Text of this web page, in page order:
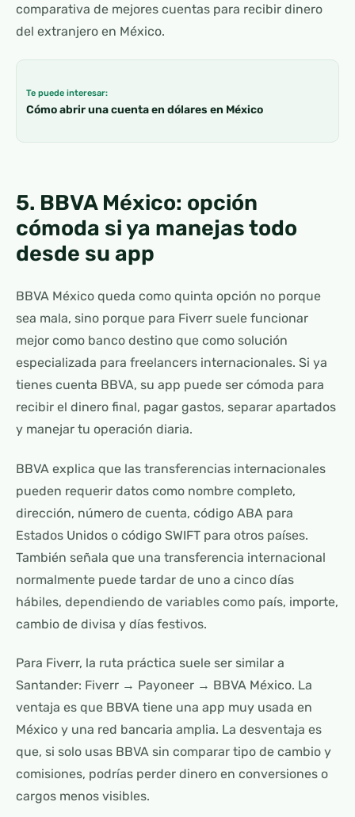
comparativa de mejores cuentas para recibir dinero
del extranjero en México.
Te puede interesar:
Cómo abrir una cuenta en dólares en México
5. BBVA México: opción
cómoda si ya manejas todo
desde su app
BBVA México queda como quinta opción no porque
sea mala, sino porque para Fiverr suele funcionar
mejor como banco destino que como solución
especializada para freelancers internacionales. Si ya
tienes cuenta BBVA, su app puede ser cómoda para
recibir el dinero final, pagar gastos, separar apartados
y manejar tu operación diaria.
BBVA explica que las transferencias internacionales
pueden requerir datos como nombre completo,
dirección, número de cuenta, código ABA para
Estados Unidos o código SWIFT para otros países.
También señala que una transferencia internacional
normalmente puede tardar de uno a cinco días
hábiles, dependiendo de variables como país, importe,
cambio de divisa y días festivos.
Para Fiverr, la ruta práctica suele ser similar a
Santander: Fiverr → Payoneer → BBVA México. La
ventaja es que BBVA tiene una app muy usada en
México y una red bancaria amplia. La desventaja es
que, si solo usas BBVA sin comparar tipo de cambio y
comisiones, podrías perder dinero en conversiones o
cargos menos visibles.